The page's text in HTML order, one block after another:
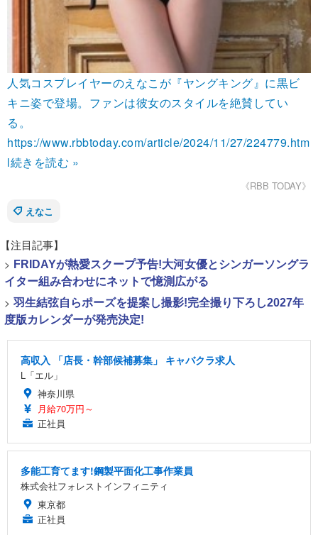
人気コスプレイヤーのえなこが『ヤングキング』に黒ビ
キニ姿で登場。ファンは彼女のスタイルを絶賛してい
る。
https://www.rbbtoday.com/article/2024/11/27/224779.htm
l続きを読む »
《RBB TODAY》
えなこ
【注目記事】
> FRIDAYが熱愛スクープ予告!大河女優とシンガーソングラ
イター組み合わせにネットで憶測広がる
> 羽生結弦自らポーズを提案し撮影!完全撮り下ろし2027年
度版カレンダーが発売決定!
高収入 「店長・幹部候補募集」 キャバクラ求人
L「エル」
神奈川県
月給70万円～
正社員
多能工育てます!鋼製平面化工事作業員
株式会社フォレストインフィニティ
東京都
正社員